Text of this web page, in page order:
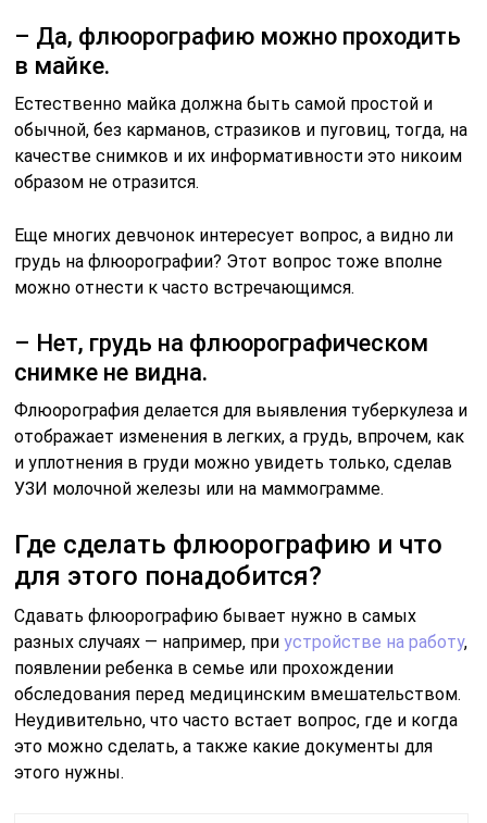
– Да, флюорографию можно проходить
в майке.
Естественно майка должна быть самой простой и
обычной, без карманов, стразиков и пуговиц, тогда, на
качестве снимков и их информативности это никоим
образом не отразится.
Еще многих девчонок интересует вопрос, а видно ли
грудь на флюорографии? Этот вопрос тоже вполне
можно отнести к часто встречающимся.
– Нет, грудь на флюорографическом
снимке не видна.
Флюорография делается для выявления туберкулеза и
отображает изменения в легких, а грудь, впрочем, как
и уплотнения в груди можно увидеть только, сделав
УЗИ молочной железы или на маммограмме.
Где сделать флюорографию и что
для этого понадобится?
Сдавать флюорографию бывает нужно в самых
разных случаях — например, приустройстве на работу,
появлении ребенка в семье или прохождении
обследования перед медицинским вмешательством.
Неудивительно, что часто встает вопрос, где и когда
это можно сделать, а также какие документы для
этого нужны.